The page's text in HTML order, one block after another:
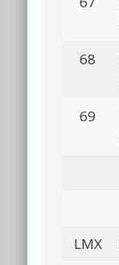
68
69
LMX